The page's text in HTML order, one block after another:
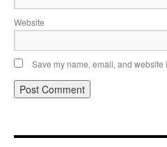
Website
Save my name, email, and